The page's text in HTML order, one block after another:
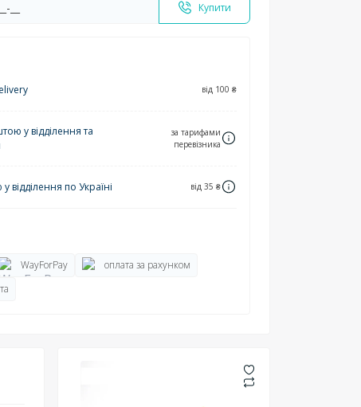
Купити
від 100 ₴
у відділення та
за тарифами
перевізника
відділення по Україні від 35 ₴
WayForPay
оплата за рахунком